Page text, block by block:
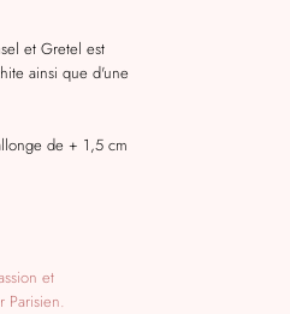
et Gretel est
ainsi que d'une
de + 1,5 cm
et
Parisien.